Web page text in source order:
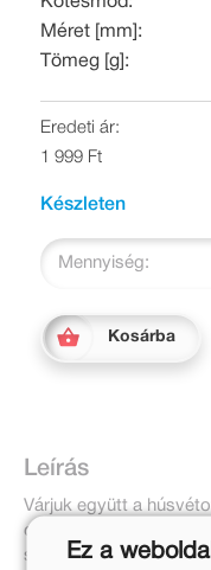
Méret [mm]:
Tömeg [g]:
Eredeti ár:
1 999 Ft
Készleten
Mennyiség:
Kosárba
Leírás
Várjuk együtt a
csibékkel és csodás
színezőkönyv
Ez a